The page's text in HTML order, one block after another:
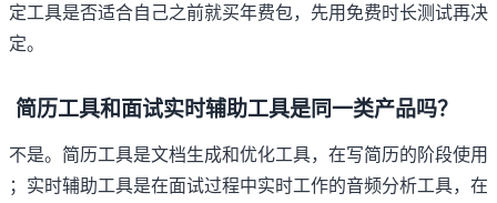
定工具是否适合自己之前就买年费包，先用免费时长测试再决
定。
简历工具和面试实时辅助工具是同一类产品吗？
不是。简历工具是文档生成和优化工具，在写简历的阶段使用
；实时辅助工具是在面试过程中实时工作的音频分析工具，在